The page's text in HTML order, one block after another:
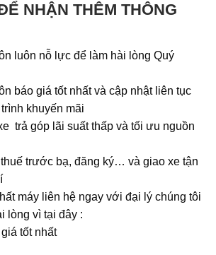
NHẬN THÊM THÔNG
luôn nỗ lực để làm hài lòng Quý
báo giá tốt nhất và cập nhật liên tục
khuyến mãi
trả góp lãi suất thấp và tối ưu nguồn
trước bạ, đăng ký… và giao xe tận
máy liên hệ ngay với đại lý chúng tôi
lòng vì tại đây :
tốt nhất